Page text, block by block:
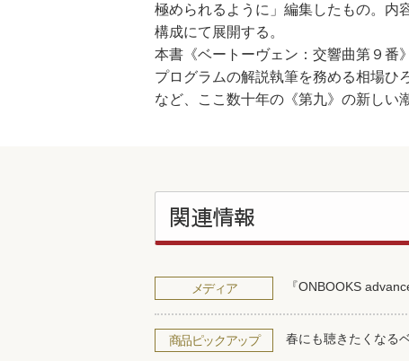
極められるように」編集したもの。内
構成にて展開する。
本書《ベートーヴェン：交響曲第９番
プログラムの解説執筆を務める相場ひ
など、ここ数十年の《第九》の新しい
関連情報
メディア 『ONBOOKS
商品ピックアップ 春にも聴きたくなる